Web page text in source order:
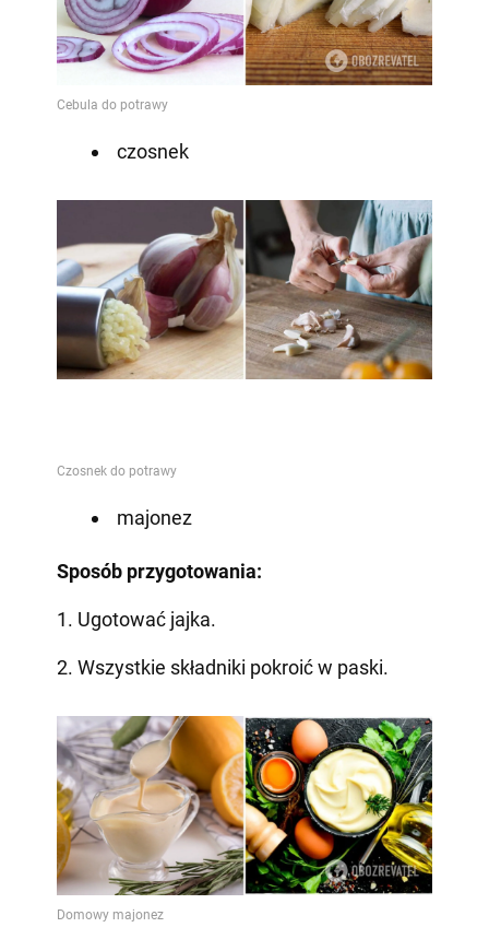
czosnek
majonez
Sposób przygotowania:
1. Ugotować jajka.
2. Wszystkie składniki pokroić w paski.